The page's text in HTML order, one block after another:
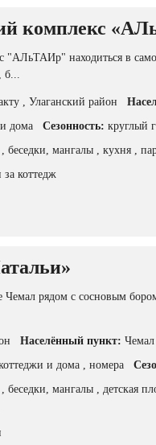
комплекс
"АЛьТАИр" находиться в
б...
, Улаганский район
дома Сезонность: круглый
, беседки, мангалы , кухня ,
за коттедж
Чемал рядом с сосновым
Населённый пункт: Чемал
и дома , номера
, беседки, мангалы , детская